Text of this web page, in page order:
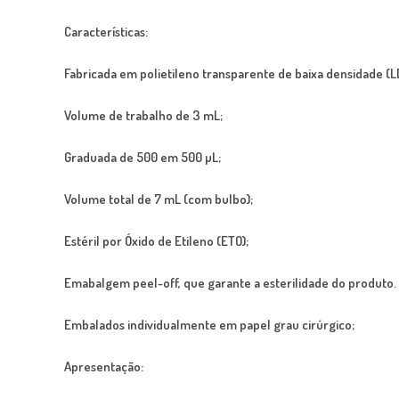
Características:
Fabricada em polietileno transparente de baixa densidade
Volume de trabalho de 3 mL;
Graduada de 500 em 500 µL;
Volume total de 7 mL (com bulbo);
Estéril por Óxido de Etileno (ETO);
Emabalgem peel-off, que garante a esterilidade do produto.
Embalados individualmente em papel grau cirúrgico;
Apresentação: